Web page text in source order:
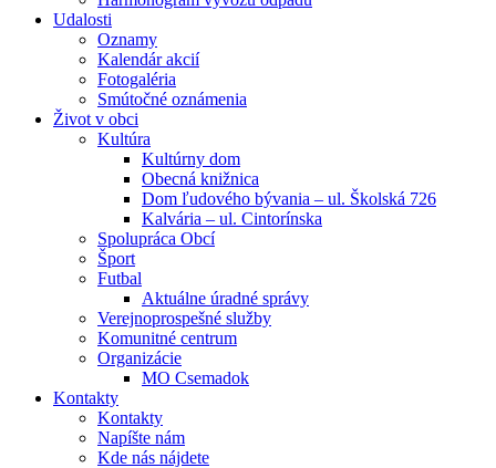
Udalosti
Oznamy
Kalendár akcií
Fotogaléria
Smútočné oznámenia
Život v obci
Kultúra
Kultúrny dom
Obecná knižnica
Dom ľudového bývania – ul. Školská 726
Kalvária – ul. Cintorínska
Spolupráca Obcí
Šport
Futbal
Aktuálne úradné správy
Verejnoprospešné služby
Komunitné centrum
Organizácie
MO Csemadok
Kontakty
Kontakty
Napíšte nám
Kde nás nájdete